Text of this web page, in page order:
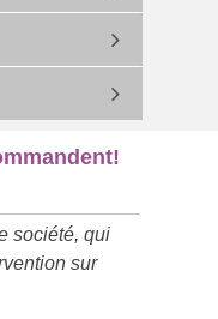
société, qui
sur